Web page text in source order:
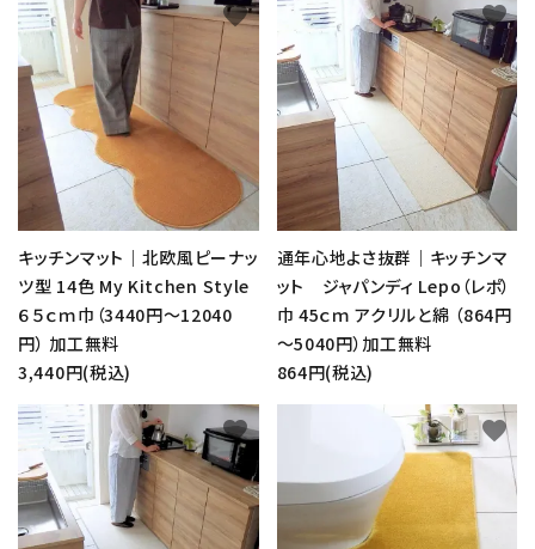
キッチンマット｜北欧風ピーナッ
ツ型 14色 My Kitchen Style
６５ｃｍ巾（3440円～12040
円） 加工無料
3,440円(税込)
favorite
通年心地よさ抜群｜キッチンマ
ット ジャパンディ Lepo（レポ）
巾 45ｃｍ アクリルと綿 （864円
～5040円）加工無料
864円(税込)
favorite
favorite favorite